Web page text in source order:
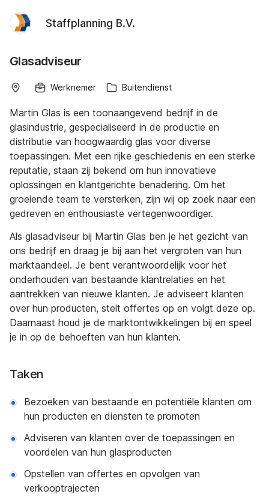
Staffplanning B.V.
Glasadviseur
Werknemer Buitendienst
Martin Glas is een toonaangevend bedrijf in de
glasindustrie, gespecialiseerd in de productie en
distributie van hoogwaardig glas voor diverse
toepassingen. Met een rijke geschiedenis en een sterke
reputatie, staan zij bekend om hun innovatieve
oplossingen en klantgerichte benadering. Om het
groeiende team te versterken, zijn wij op zoek naar een
gedreven en enthousiaste vertegenwoordiger.
Als glasadviseur bij Martin Glas ben je het gezicht van
ons bedrijf en draag je bij aan het vergroten van hun
marktaandeel. Je bent verantwoordelijk voor het
onderhouden van bestaande klantrelaties en het
aantrekken van nieuwe klanten. Je adviseert klanten
over hun producten, stelt offertes op en volgt deze op.
Daarnaast houd je de marktontwikkelingen bij en speel
je in op de behoeften van hun klanten.
Taken
Bezoeken van bestaande en potentiële klanten om
hun producten en diensten te promoten
Adviseren van klanten over de toepassingen en
voordelen van hun glasproducten
Opstellen van offertes en opvolgen van
verkooptrajecten